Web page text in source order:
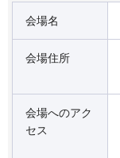
会場名
会場住所
会場へのアク
セス